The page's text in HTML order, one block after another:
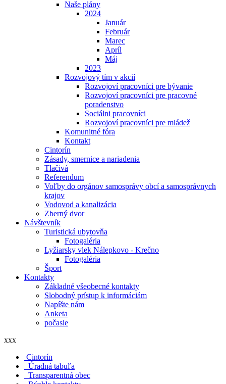
Naše plány
2024
Január
Február
Marec
Apríl
Máj
2023
Rozvojový tím v akcií
Rozvojoví pracovníci pre bývanie
Rozvojoví pracovníci pre pracovné
poradenstvo
Sociálni pracovníci
Rozvojoví pracovníci pre mládež
Komunitné fóra
Kontakt
Cintorín
Zásady, smernice a nariadenia
Tlačivá
Referendum
Voľby do orgánov samosprávy obcí a samosprávnych
krajov
Vodovod a kanalizácia
Zberný dvor
Návštevník
Turistická ubytovňa
Fotogaléria
Lyžiarsky vlek Nálepkovo - Krečno
Fotogaléria
Šport
Kontakty
Základné všeobecné kontakty
Slobodný prístup k informáciám
Napíšte nám
Anketa
počasie
xxx
Cintorín
Úradná tabuľa
Transparentná obec